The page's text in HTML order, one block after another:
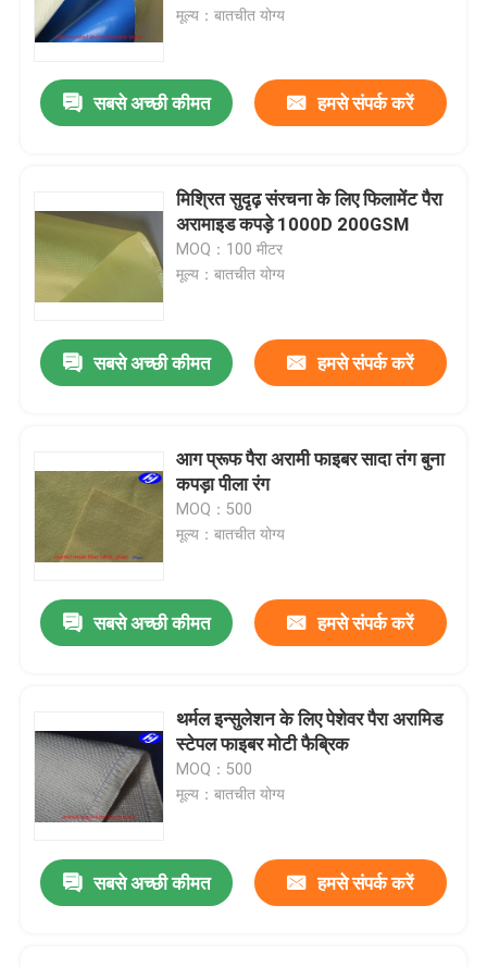
मूल्य：बातचीत योग्य
सबसे अच्छी कीमत हमसे संपर्क करें
मिश्रित सुदृढ़ संरचना के लिए फिलामेंट पैरा
अरामाइड कपड़े 1000D 200GSM
MOQ：100 मीटर
मूल्य：बातचीत योग्य
सबसे अच्छी कीमत हमसे संपर्क करें
आग प्रूफ पैरा अरामी फाइबर सादा तंग बुना
कपड़ा पीला रंग
MOQ：500
मूल्य：बातचीत योग्य
सबसे अच्छी कीमत हमसे संपर्क करें
थर्मल इन्सुलेशन के लिए पेशेवर पैरा अरामिड
स्टेपल फाइबर मोटी फैब्रिक
MOQ：500
मूल्य：बातचीत योग्य
सबसे अच्छी कीमत हमसे संपर्क करें